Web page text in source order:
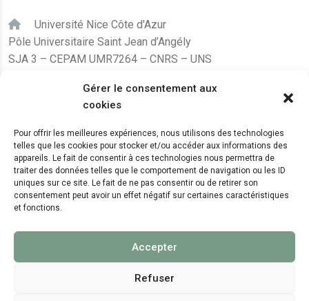
Gérer le consentement aux
cookies
Pour offrir les meilleures expériences, nous utilisons des technologies
telles que les cookies pour stocker et/ou accéder aux informations des
appareils. Le fait de consentir à ces technologies nous permettra de
traiter des données telles que le comportement de navigation ou les ID
uniques sur ce site. Le fait de ne pas consentir ou de retirer son
consentement peut avoir un effet négatif sur certaines caractéristiques
et fonctions.
Accepter
Refuser
Université Nice Côte d'Azur
Pôle Universitaire Saint Jean d’Angély
SJA 3 – CEPAM UMR7264 – CNRS – UNS
+33 (0)4 89 15 24 08
LE CEPAM EST HÉBERGÉ PAR